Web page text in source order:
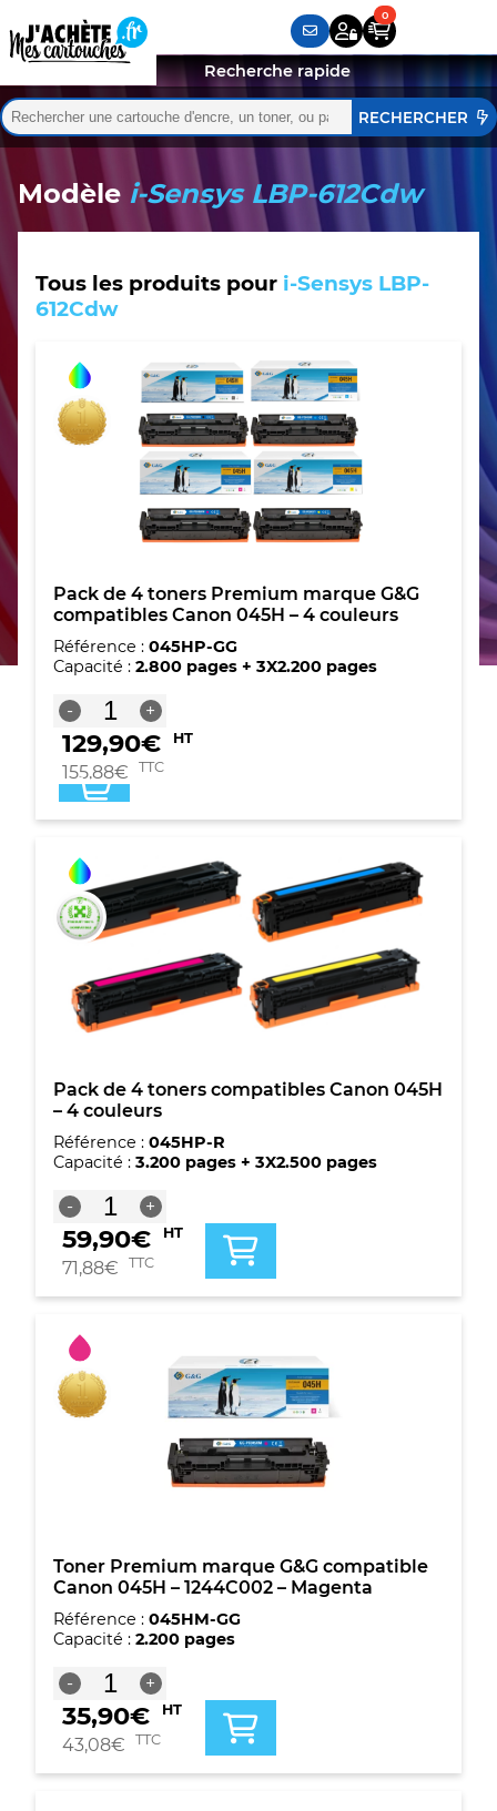
Rechercher :
Quand les résultats de l'auto-complétion sont
Recherche rapide
Modèle i-Sensys LBP-612Cdw
Tous les produits pour i-Sensys LBP-
612Cdw
Pack de 4 toners Premium marque G&G
compatibles Canon 045H – 4 couleurs
Référence : 045HP-GG
Capacité : 2.800 pages + 3X2.200 pages
-
quantité
de
Pack
de
4
G&G
compatibles
Canon
045H
4
couleurs
+
129,90€ HT
155,88€ TTC
Pack de 4 toners compatibles Canon 045H
– 4 couleurs
Référence : 045HP-R
Capacité : 3.200 pages + 3X2.500 pages
-
quantité
de
Pack
de
toners
Canon
045H
-
4
+
59,90€ HT
71,88€ TTC
Toner Premium marque G&G compatible
Canon 045H – 1244C002 – Magenta
Référence : 045HM-GG
Capacité : 2.200 pages
-
quantité
de
Toner
Premium
marque
G&G
+
35,90€ HT
43,08€ TTC